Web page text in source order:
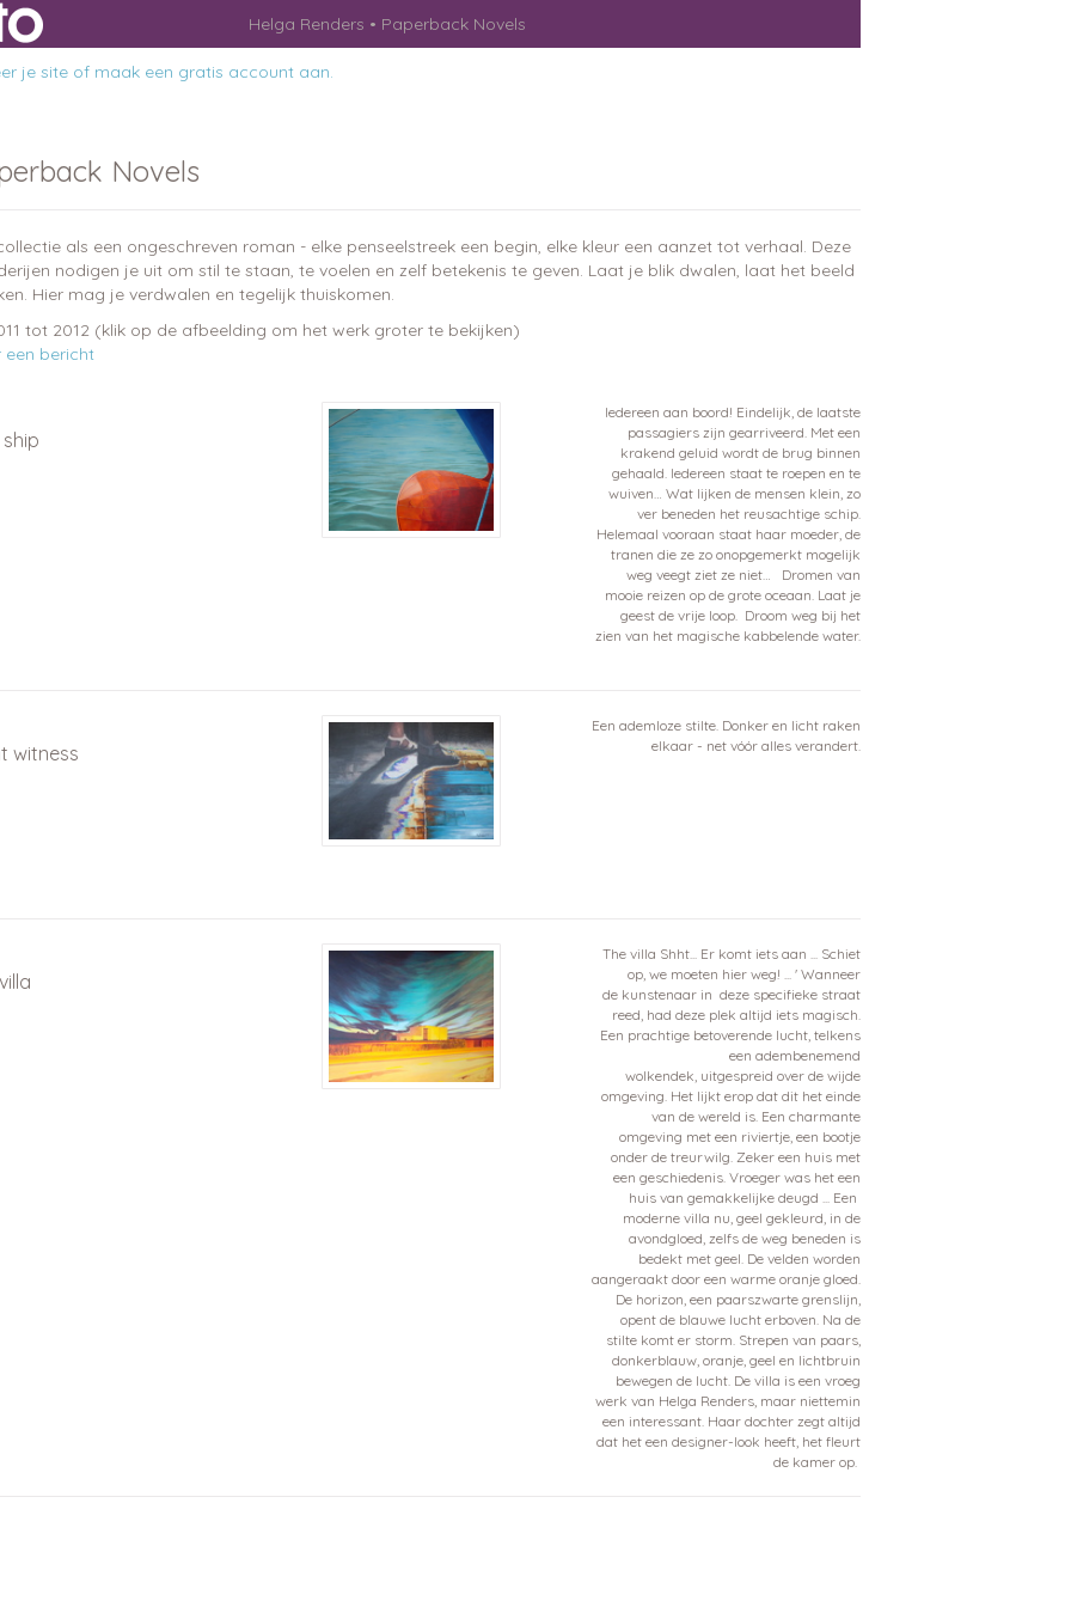
Helga Renders Paperback Novels
je site of maak een gratis account aan.
Novels
als een ongeschreven roman - elke penseelstreek een begin, elke kleur een aanzet tot verhaal. Deze
nodigen je uit om stil te staan, te voelen en zelf betekenis te geven. Laat je blik dwalen, laat het beeld
Hier mag je verdwalen en tegelijk thuiskomen.
tot 2012 (klik op de afbeelding om het werk groter te bekijken)
een bericht
ship
Iedereen aan boord! Eindelijk, de laatste
passagiers zijn gearriveerd. Met een
krakend geluid wordt de brug binnen
gehaald. Iedereen staat te roepen en te
wuiven… Wat lijken de mensen klein, zo
ver beneden het reusachtige schip.
Helemaal vooraan staat haar moeder, de
tranen die ze zo onopgemerkt mogelijk
weg veegt ziet ze niet… Dromen van
mooie reizen op de grote oceaan. Laat je
geest de vrije loop. Droom weg bij het
zien van het magische kabbelende water.
witness
Een ademloze stilte. Donker en licht raken
elkaar - net vóór alles verandert.
The villa Shht... Er komt iets aan ... Schiet
op, we moeten hier weg! ... ' Wanneer
de kunstenaar in deze specifieke straat
reed, had deze plek altijd iets magisch.
Een prachtige betoverende lucht, telkens
een adembenemend
wolkendek, uitgespreid over de wijde
omgeving. Het lijkt erop dat dit het einde
van de wereld is. Een charmante
omgeving met een riviertje, een bootje
onder de treurwilg. Zeker een huis met
een geschiedenis. Vroeger was het een
huis van gemakkelijke deugd ... Een
moderne villa nu, geel gekleurd, in de
avondgloed, zelfs de weg beneden is
bedekt met geel. De velden worden
aangeraakt door een warme oranje gloed.
De horizon, een paarszwarte grenslijn,
opent de blauwe lucht erboven. Na de
stilte komt er storm. Strepen van paars,
donkerblauw, oranje, geel en lichtbruin
bewegen de lucht. De villa is een vroeg
werk van Helga Renders, maar niettemin
een interessant. Haar dochter zegt altijd
dat het een designer-look heeft, het fleurt
de kamer op.